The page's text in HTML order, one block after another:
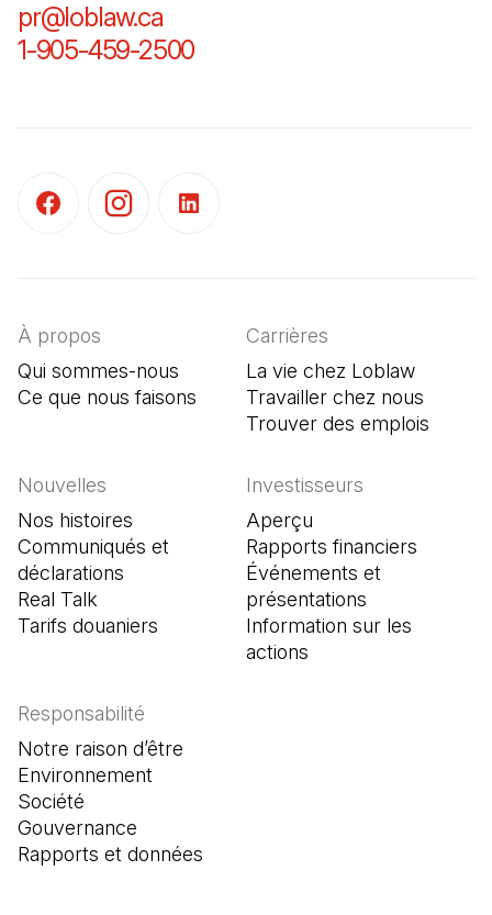
pr@loblaw.ca
1-905-459-2500
À propos
Qui sommes-nous
Ce que nous faisons
Carrières
La vie chez Loblaw
Travailler chez nous
Trouver des emplois
Nouvelles
Nos histoires
Communiqués et
déclarations
Real Talk
Tarifs douaniers
Investisseurs
Aperçu
Rapports financiers
Événements et
présentations
Information sur les
actions
Responsabilité
Notre raison d’être
Environnement
Société
Gouvernance
Rapports et données